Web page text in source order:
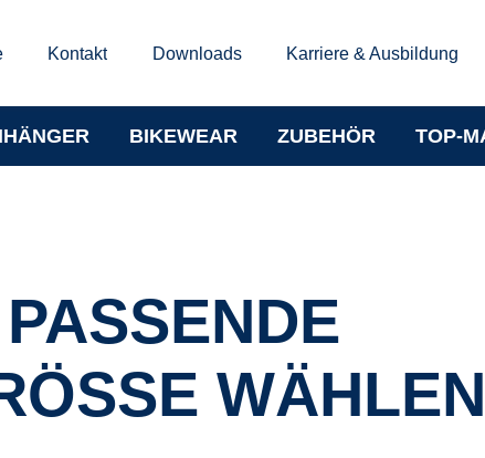
Kontakt Downloads Karriere & Ausbildung
BIKEWEAR ZUBEHÖR TOP-
WÄHLEN